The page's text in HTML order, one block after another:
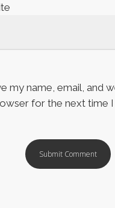
my name, email, and
for the next time